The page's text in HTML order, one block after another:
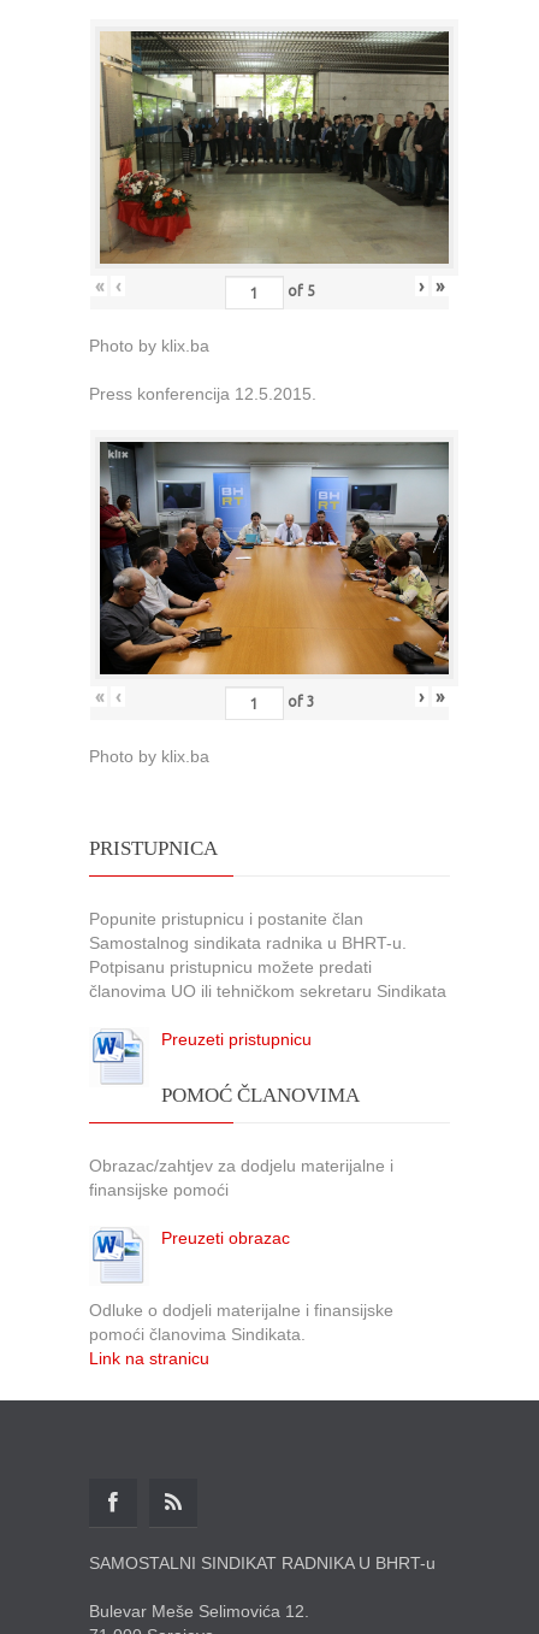
« ‹ of 5 › »
Photo by klix.ba
Press konferencija 12.5.2015.
« ‹ of 3 › »
Photo by klix.ba
PRISTUPNICA
Popunite pristupnicu i postanite član
Samostalnog sindikata radnika u BHRT-u.
Potpisanu pristupnicu možete predati
članovima UO ili tehničkom sekretaru Sindikata
Preuzeti pristupnicu
POMOĆ ČLANOVIMA
Obrazac/zahtjev za dodjelu materijalne i
finansijske pomoći
Preuzeti obrazac
Odluke o dodjeli materijalne i finansijske
pomoći članovima Sindikata.
Link na stranicu
SAMOSTALNI SINDIKAT RADNIKA U BHRT-u
Bulevar Meše Selimovića 12.